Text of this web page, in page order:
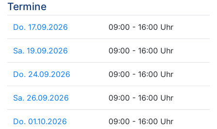
Termine
Do. 17.09.2026 09:00 - 16:00 Uhr
Sa. 19.09.2026 09:00 - 16:00 Uhr
Do. 24.09.2026 09:00 - 16:00 Uhr
Sa. 26.09.2026 09:00 - 16:00 Uhr
Do. 01.10.2026 09:00 - 16:00 Uhr